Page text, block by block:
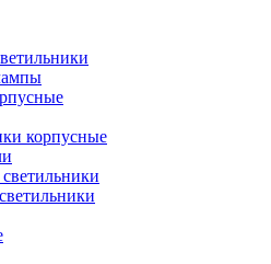
корпусные